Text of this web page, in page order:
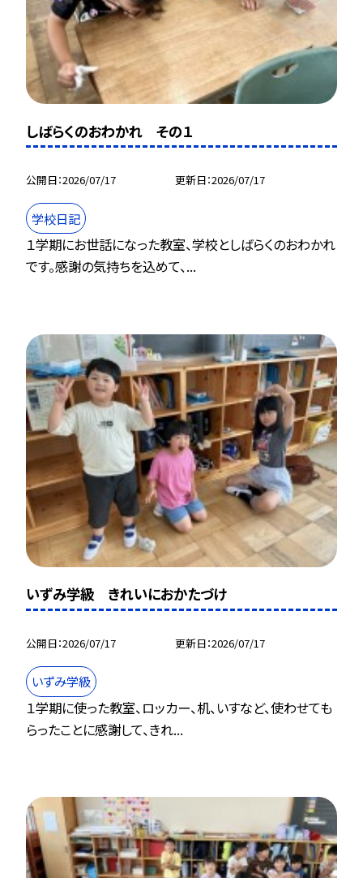
しばらくのおわかれ その１
公開日 2026/07/17 更新日 2026/07/17
学校日記
１学期にお世話になった教室、学校としばらくのおわかれ
です。感謝の気持ちを込めて、...
いずみ学級 きれいにおかたづけ
公開日 2026/07/17 更新日 2026/07/17
いずみ学級
１学期に使った教室、ロッカー、机、いすなど、使わせても
らったことに感謝して、きれ...